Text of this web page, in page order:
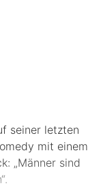
seiner letzten
mit einem
„Männer sind